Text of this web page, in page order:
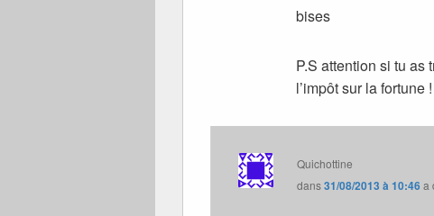
bises
P.S attention si tu as
l’impôt sur la fortune !
Quichottine
dans31/08/2013 à 10:46a